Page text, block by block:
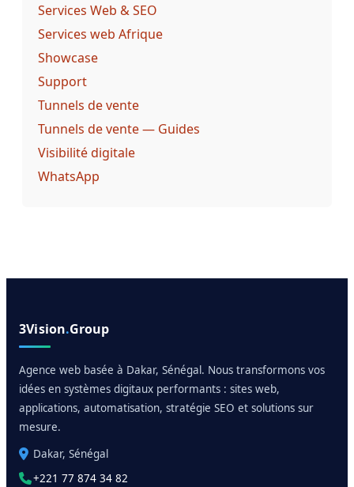
Services Web & SEO
Services web Afrique
Showcase
Support
Tunnels de vente
Tunnels de vente — Guides
Visibilité digitale
WhatsApp
3Vision.Group
Agence web basée à Dakar, Sénégal. Nous transformons vos
idées en systèmes digitaux performants : sites web,
applications, automatisation, stratégie SEO et solutions sur
mesure.
Dakar, Sénégal
+221 77 874 34 82